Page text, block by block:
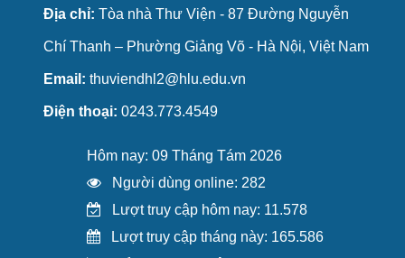
Địa chỉ: Tòa nhà Thư Viện - 87 Đường Nguyễn
Chí Thanh – Phường Giảng Võ - Hà Nội, Việt Nam
Email: thuviendhl2@hlu.edu.vn
Điện thoại: 0243.773.4549
Hôm nay: 09 Tháng Tám 2026
Người dùng online: 282
Lượt truy cập hôm nay: 11.578
Lượt truy cập tháng này: 165.586